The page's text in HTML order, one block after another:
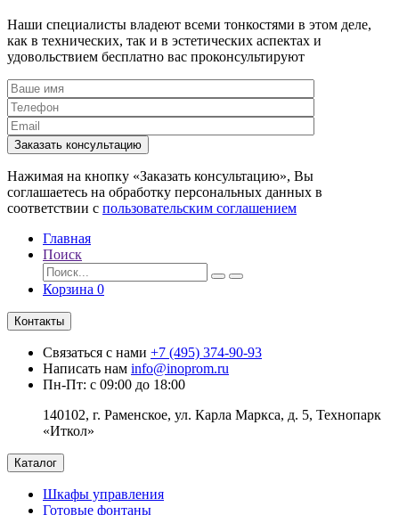
Наши специалисты владеют всеми тонкостями в этом деле,
как в технических, так и в эстетических аспектах и
удовольствием бесплатно вас проконсультируют
Заказать консультацию
Нажимая на кнопку «Заказать консультацию», Вы
соглашаетесь на обработку персональных данных в
соответствии с пользовательским соглашением
Главная
Поиск
Корзина 0
Контакты
Связаться с нами +7 (495) 374-90-93
Написать нам info@inoprom.ru
Пн-Пт: с 09:00 до 18:00
140102, г. Раменское, ул. Карла Маркса, д. 5, Технопарк
«Иткол»
Каталог
Шкафы управления
Готовые фонтаны